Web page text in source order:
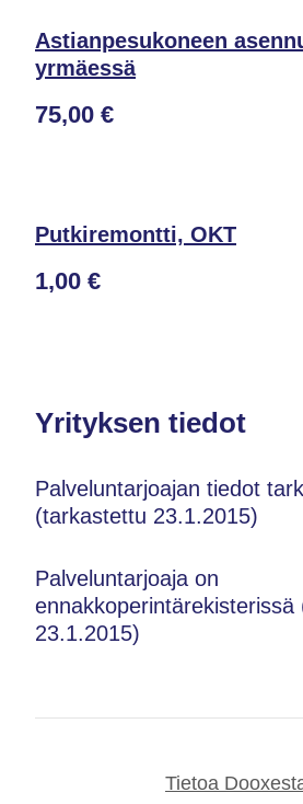
Astianpesukoneen
yrmäessä
75,00 €
Putkiremontti, OKT
1,00 €
Yrityksen tiedot
Palveluntarjoajan tiedot
(tarkastettu 23.1.2015)
Palveluntarjoaja on
ennakkoperintärekisterissä
23.1.2015)
Tietoa